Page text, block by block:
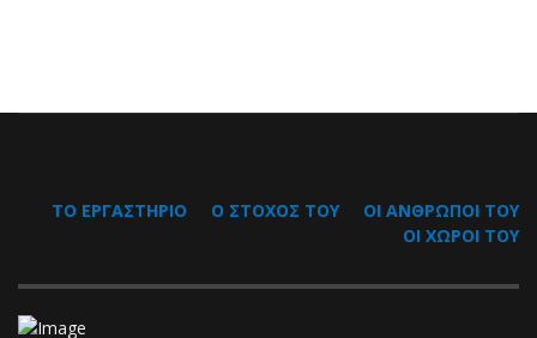
ΤΟ ΕΡΓΑΣΤΗΡΙΟ Ο ΣΤΟΧΟΣ ΤΟΥ
ΟΙ ΑΝΘΡΩΠΟΙ ΤΟΥ
ΟΙ ΧΩΡΟΙ ΤΟΥ